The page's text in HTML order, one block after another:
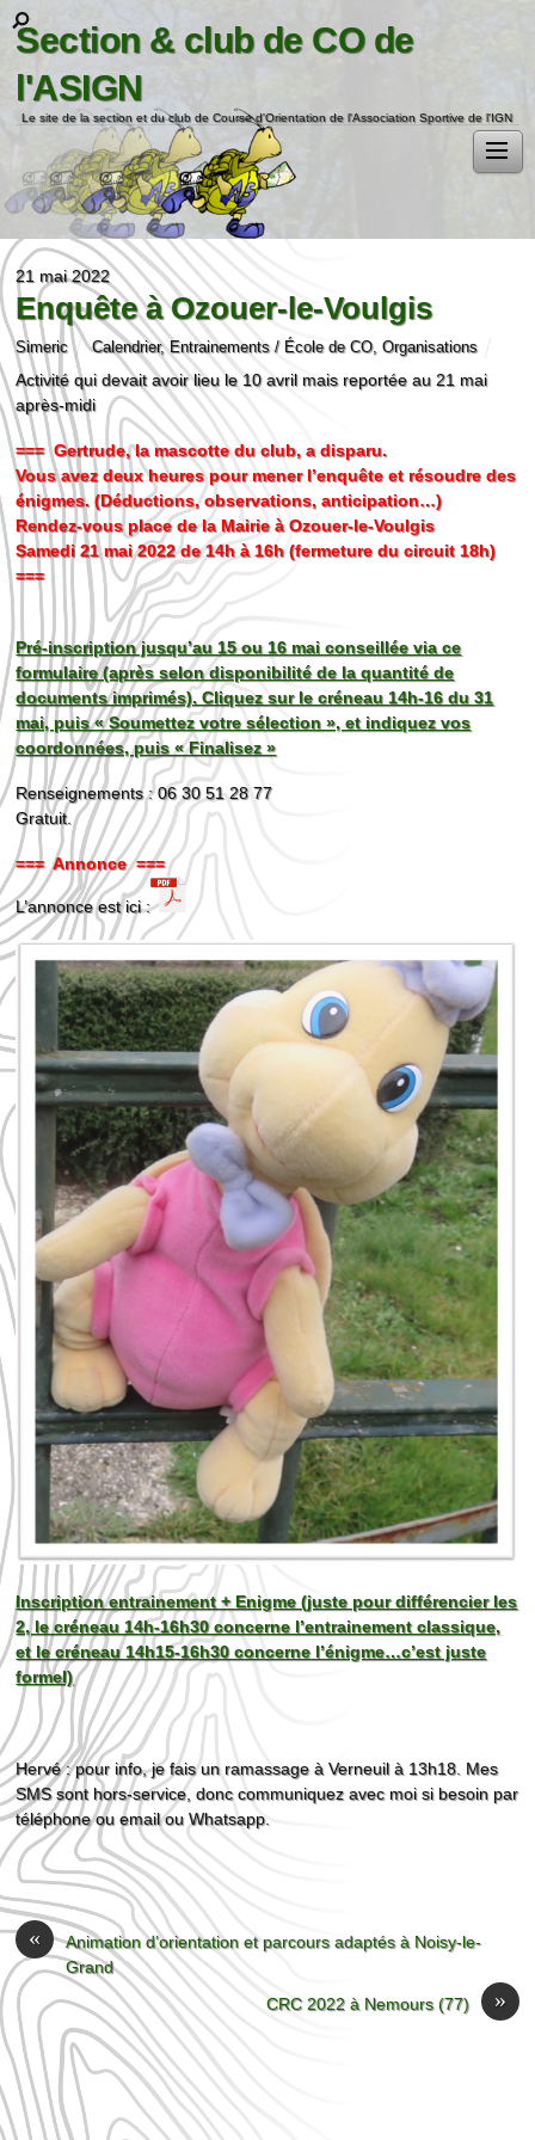
Section & club de CO de
l'ASIGN
Le site de la section et du club de Course d'Orientation de l'Association Sportive de l'IGN
21 mai 2022
Enquête à Ozouer-le-Voulgis
Simeric Calendrier,Entrainements / École de CO,Organisations
Activité qui devait avoir lieu le 10 avril mais reportée au 21 mai
après-midi
=== Gertrude, la mascotte du club, a disparu.
Vous avez deux heures pour mener l’enquête et résoudre des
énigmes. (Déductions, observations, anticipation…)
Rendez-vous place de la Mairie à Ozouer-le-Voulgis
Samedi 21 mai 2022 de 14h à 16h (fermeture du circuit 18h)
===
Pré-inscription jusqu’au 15 ou 16 mai conseillée via ce
formulaire (après selon disponibilité de la quantité de
documents imprimés). Cliquez sur le créneau 14h-16 du 31
mai, puis « Soumettez votre sélection », et indiquez vos
coordonnées, puis « Finalisez »
Renseignements : 06 30 51 28 77
Gratuit.
=== Annonce ===
L’annonce est ici :
Inscription entrainement + Enigme (juste pour différencier les
2, le créneau 14h-16h30 concerne l’entrainement classique,
et le créneau 14h15-16h30 concerne l’énigme…c’est juste
formel)
Hervé : pour info, je fais un ramassage à Verneuil à 13h18. Mes
SMS sont hors-service, donc communiquez avec moi si besoin par
téléphone ou email ou Whatsapp.
«
Animation d’orientation et parcours adaptés à Noisy-le-
Grand
»
CRC 2022 à Nemours (77)